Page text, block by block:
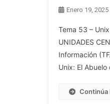
Enero 19, 2025
Tema 53 –
UNIDADES
Información
Unix: El
Continúa